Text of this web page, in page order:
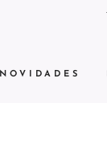
NOVIDADES